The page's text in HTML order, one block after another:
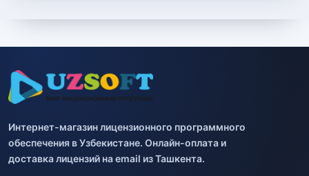
Интернет-магазин лицензионного программного
обеспечения в Узбекистане. Онлайн-оплата и
доставка лицензий на email из Ташкента.